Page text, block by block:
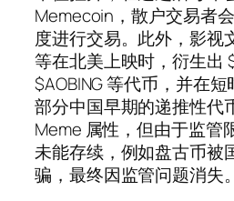
Memecoin，散户交易者
度进行交易。此外，影视
等在北美上映时，衍生出
$AOBING 等代币，并在短
部分中国早期的递推性代
Meme 属性，但由于监管
未能存续，例如盘古币被
骗，最终因监管问题消失。